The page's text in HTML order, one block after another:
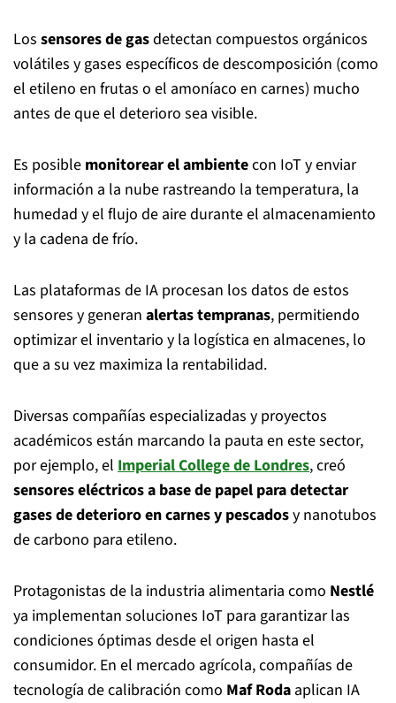
Los sensores de gasdetectan compuestos orgánicos
volátiles y gases específicos de descomposición (como
el etileno en frutas o el amoníaco en carnes) mucho
antes de que el deterioro sea visible.
Es posible monitorear el ambientecon IoT y enviar
información a la nube rastreando la temperatura, la
humedad y el flujo de aire durante el almacenamiento
y la cadena de frío.
Las plataformas de IA procesan los datos de estos
sensores y generan alertas tempranas, permitiendo
optimizar el inventario y la logística en almacenes, lo
que a su vez maximiza la rentabilidad.
Diversas compañías especializadas y proyectos
académicos están marcando la pauta en este sector,
por ejemplo, el Imperial College de Londres, creó
sensores eléctricos a base de papel para detectar
gases de deterioro en carnes y pescadosy nanotubos
de carbono para etileno.
Protagonistas de la industria alimentaria como Nestlé
ya implementan soluciones IoT para garantizar las
condiciones óptimas desde el origen hasta el
consumidor. En el mercado agrícola, compañías de
tecnología de calibración como Maf Roda aplican IA